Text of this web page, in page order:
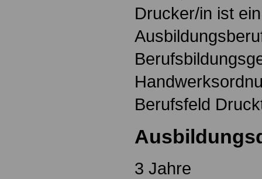
Drucker/in ist
Berufsfeld
3 Jahre